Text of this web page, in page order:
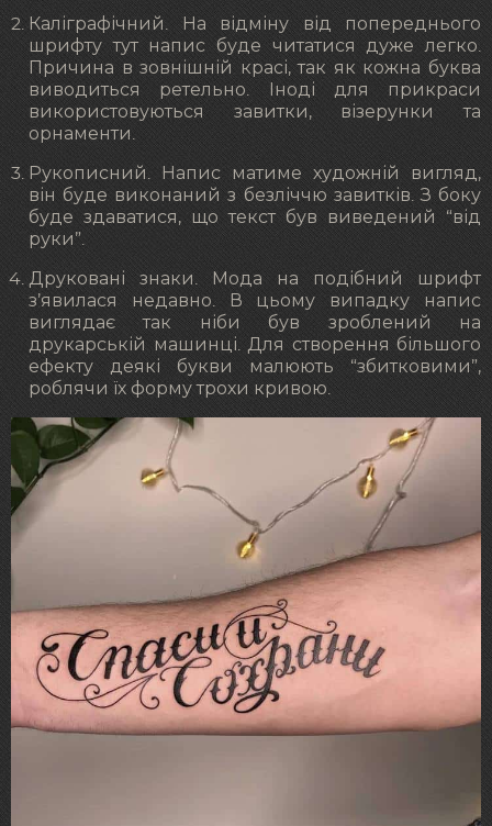
Каліграфічний. На відміну від попереднього
шрифту тут напис буде читатися дуже легко.
Причина в зовнішній красі, так як кожна буква
виводиться ретельно. Іноді для прикраси
використовуються завитки, візерунки та
орнаменти.
Рукописний. Напис матиме художній вигляд,
він буде виконаний з безліччю завитків. З боку
буде здаватися, що текст був виведений “від
руки”.
Друковані знаки. Мода на подібний шрифт
з’явилася недавно. В цьому випадку напис
виглядає так ніби був зроблений на
друкарській машинці. Для створення більшого
ефекту деякі букви малюють “збитковими”,
роблячи їх форму трохи кривою.